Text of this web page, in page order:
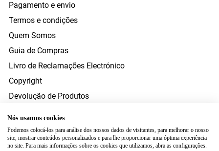
Pagamento e envio
Termos e condições
Quem Somos
Guia de Compras
Livro de Reclamações Electrónico
Copyright
Devolução de Produtos
Resolução Alternativa Litígios Consumo
FORMAS DE PAGAMENTO
Nós usamos cookies
Podemos colocá-los para análise dos nossos dados de visitantes, para melhorar o nosso
site, mostrar conteúdos personalizados e para lhe proporcionar uma óptima experiência
no site. Para mais informações sobre os cookies que utilizamos, abra as configurações.